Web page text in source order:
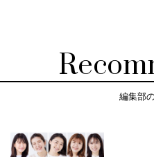
編集部